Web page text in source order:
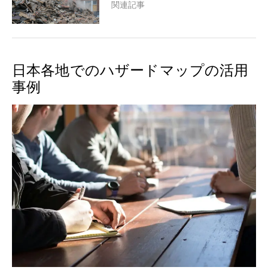
関連記事
日本各地でのハザードマップの活用
事例